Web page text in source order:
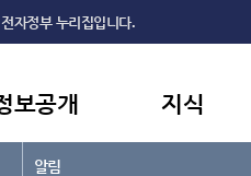
자정부 누리집입니다.
보공개 지식
알림